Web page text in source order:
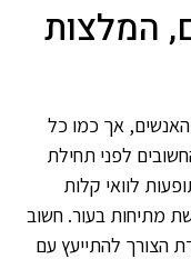
המלצות
האנשים, אך כמו כל
לפני תחילת
לוואי קלות
מתיחות בעור. חשוב
הצורך להתייעץ עם